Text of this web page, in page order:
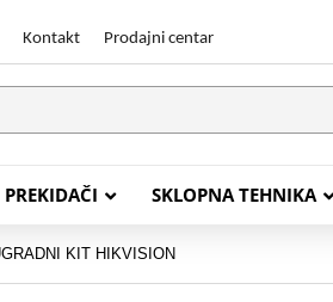
Kontakt Prodajni centar
SKLOPNA TEHNIKA
KIT HIKVISION